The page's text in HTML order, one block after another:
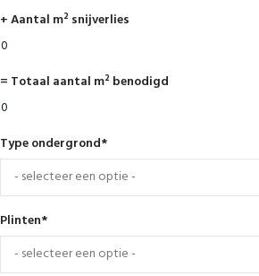
+ Aantal m² snijverlies
= Totaal aantal m² benodigd
Type ondergrond*
Plinten*